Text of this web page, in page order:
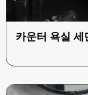
카운터 욕실 세